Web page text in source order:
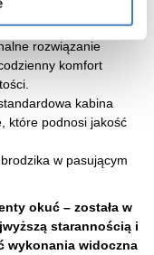
czy loftowym.
i zamykanie
rozwiązanie
komfort
kabina
które podnosi jakość
w pasującym
okuć – została w
starannością i
wykonania widoczna